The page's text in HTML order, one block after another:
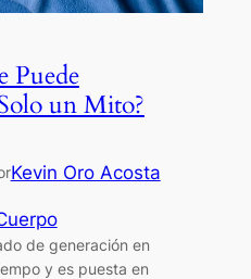
Puede
un Mito?
Kevin Oro Acosta
de generación en
y es puesta en